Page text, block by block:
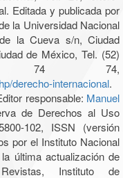
Editada y publicada por
la Universidad Nacional
la Cueva s/n, Ciudad
de México, Tel. (52)
74,
derecho-internacional.
responsable: Manuel
de Derechos al Uso
102, ISSN (versión
por el Instituto Nacional
última actualización de
Instituto de